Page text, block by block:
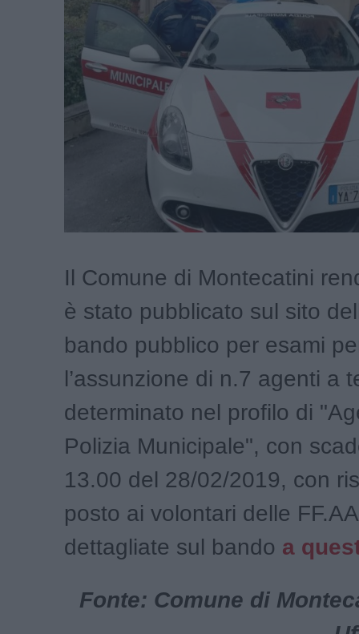
Il Comune di Montecatini
è stato pubblicato sul sito
bando pubblico per esami
l’assunzione di n.7 agenti a
determinato nel profilo di
Polizia Municipale", con
13.00 del 28/02/2019, con
posto ai volontari delle
dettagliate sul bando a
Fonte: Comune di